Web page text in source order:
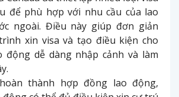
để phù hợp với nhu cầu của lao
ngoài. Điều này giúp đơn giản
xin visa và tạo điều kiện cho
động dễ dàng nhập cảnh và làm
thành hợp đồng lao động,